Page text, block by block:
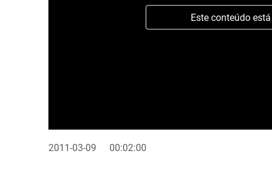
Este conteúdo
2011-03-09 00:02:00